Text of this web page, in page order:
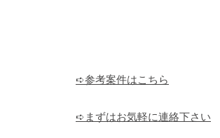
➪参考案件はこちら
➪まずはお気軽に連絡下さい